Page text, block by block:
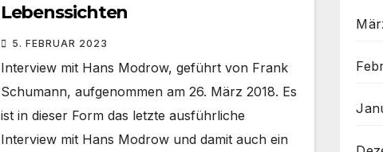
Lebenssichten
5. FEBRUAR 2023
Interview mit Hans Modrow, geführt von Frank
Schumann, aufgenommen am 26. März 2018. Es
ist in dieser Form das letzte ausführliche
Interview mit Hans Modrow und damit auch ein